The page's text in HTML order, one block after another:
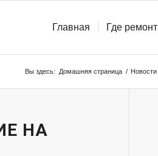
Главная Где ремонт
Вы здесь: Домашняя страница / Новости
НА